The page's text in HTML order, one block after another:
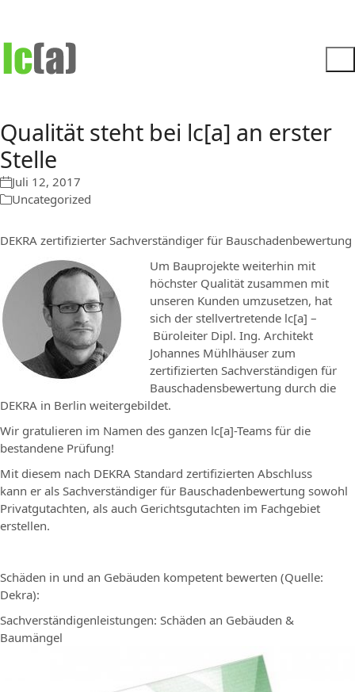
Qualität steht bei lc[a] an erster
Stelle
Juli 12, 2017
Uncategorized
DEKRA zertifizierter Sachverständiger für Bauschadenbewertung
Um Bauprojekte weiterhin mit
höchster Qualität zusammen mit
unseren Kunden umzusetzen, hat
sich der stellvertretende lc[a] –
Büroleiter Dipl. Ing. Architekt
Johannes Mühlhäuser zum
zertifizierten Sachverständigen für
Bauschadensbewertung durch die
DEKRA in Berlin weitergebildet.
Wir gratulieren im Namen des ganzen lc[a]-Teams für die
bestandene Prüfung!
Mit diesem nach DEKRA Standard zertifizierten Abschluss
kann er als Sachverständiger für Bauschadenbewertung sowohl
Privatgutachten, als auch Gerichtsgutachten im Fachgebiet
erstellen.
Schäden in und an Gebäuden kompetent bewerten (Quelle:
Dekra):
Sachverständigenleistungen: Schäden an Gebäuden &
Baumängel